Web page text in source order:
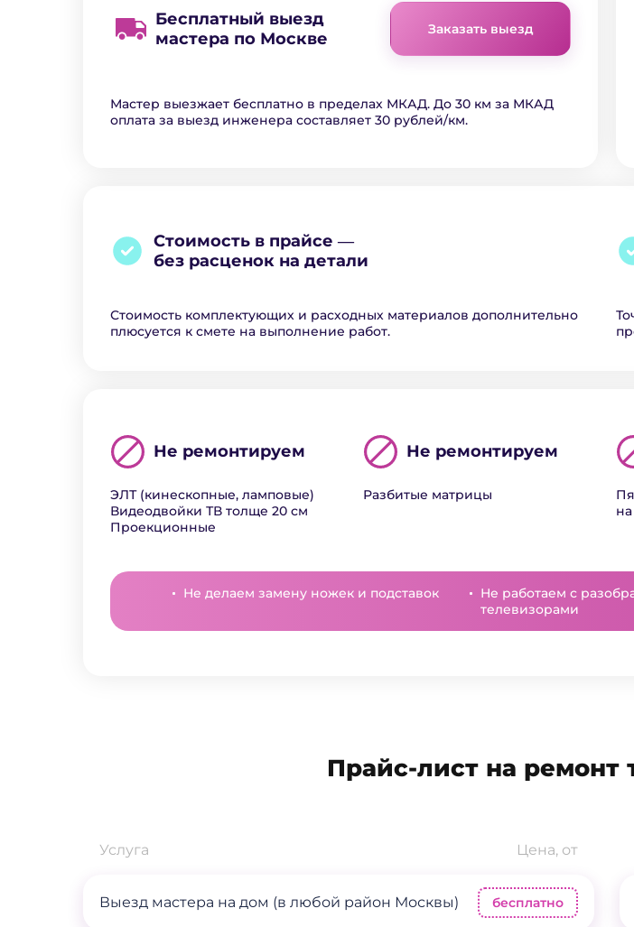
Бесплатный выезд
мастера по Москве
Заказать выезд
Мастер выезжает бесплатно в пределах МКАД. До 30 км за МКАД
оплата за выезд инженера составляет 30 рублей/км.
Стоимость в прайсе ―
без расценок на детали
Стоимость комплектующих и расходных материалов дополнительно
плюсуется к смете на выполнение работ.
Не ремонтируем
ЭЛТ (кинескопные, ламповые)
Видеодвойки ТВ толще 20 см
Проекционные
Не ремонтируем
Разбитые матрицы
Не делаем замену ножек и подставок
Не работаем с
телевизорами
Прайс-лист на
Услуга Цена, от
Выезд мастера на дом (в любой район Москвы) бесплатно